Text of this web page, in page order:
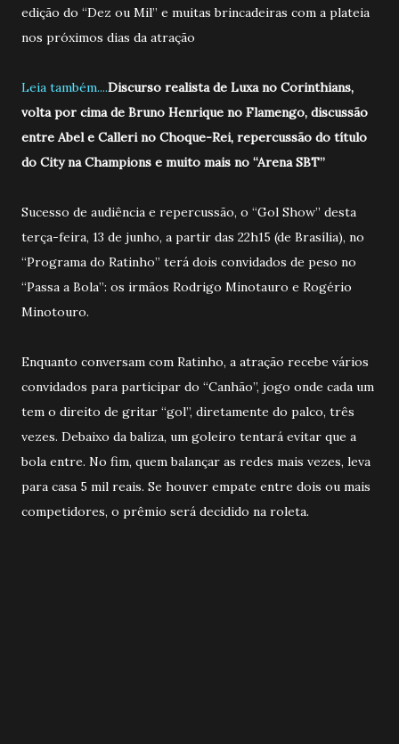
edição do “Dez ou Mil” e muitas brincadeiras com a plateia
nos próximos dias da atração
Leia também....Discurso realista de Luxa no Corinthians,
volta por cima de Bruno Henrique no Flamengo, discussão
entre Abel e Calleri no Choque-Rei, repercussão do título
do City na Champions e muito mais no “Arena SBT”
Sucesso de audiência e repercussão, o “Gol Show” desta
terça-feira, 13 de junho, a partir das 22h15 (de Brasília), no
“Programa do Ratinho” terá dois convidados de peso no
“Passa a Bola”: os irmãos Rodrigo Minotauro e Rogério
Minotouro.
Enquanto conversam com Ratinho, a atração recebe vários
convidados para participar do “Canhão”, jogo onde cada um
tem o direito de gritar “gol”, diretamente do palco, três
vezes. Debaixo da baliza, um goleiro tentará evitar que a
bola entre. No fim, quem balançar as redes mais vezes, leva
para casa 5 mil reais. Se houver empate entre dois ou mais
competidores, o prêmio será decidido na roleta.